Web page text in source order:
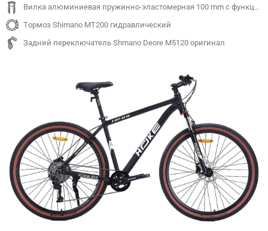
Вилка алюминиевая пружинно-эластомерная 100 mm с функцией регулировки и блокировки хода
Тормоз Shimano MT200 гидравлический
Задний переключатель Shmano Deore M5120 оригинал